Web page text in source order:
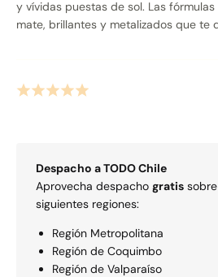
y vívidas puestas de sol. Las
mate, brillantes y metalizados que te
Despacho aTODOChile
Aprovecha despacho gratis sobre
siguientes regiones:
Región Metropolitana
Región de Coquimbo
Región de Valparaí­so